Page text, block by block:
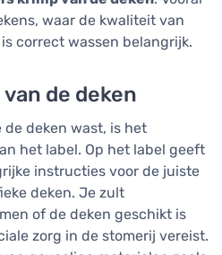
waar de kwaliteit van
correct wassen belangrijk.
de deken
de deken wast, is het
het label. Op het label geeft
instructies voor de juiste
deken. Je zult
of de deken geschikt is
zorg in de stomerij vereist.